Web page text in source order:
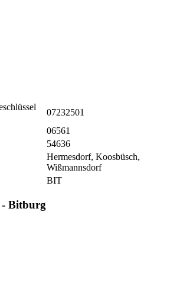
07232501
06561
54636
Hermesdorf, Koosbüsch,
Wißmannsdorf
BIT
- Bitburg